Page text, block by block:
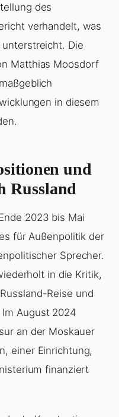
des
verhandelt, was
Die
Matthias Moosdorf
in diesem
und
Russland
2023 bis Mai
für Außenpolitik der
Sprecher.
in die Kritik,
Reise und
August 2024
an der Moskauer
einer Einrichtung,
finanziert